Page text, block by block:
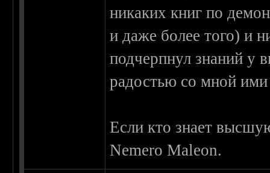
никаких книг по
и даже более того) и
подчерпнул знаний у
радостью со мной ими
Если кто знает
Nemero Maleon.